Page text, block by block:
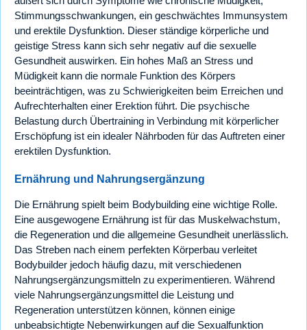
Stimmungsschwankungen, ein geschwächtes Immunsystem
und erektile Dysfunktion. Dieser ständige körperliche und
geistige Stress kann sich sehr negativ auf die sexuelle
Gesundheit auswirken. Ein hohes Maß an Stress und
Müdigkeit kann die normale Funktion des Körpers
beeinträchtigen, was zu Schwierigkeiten beim Erreichen und
Aufrechterhalten einer Erektion führt. Die psychische
Belastung durch Übertraining in Verbindung mit körperlicher
Erschöpfung ist ein idealer Nährboden für das Auftreten einer
erektilen Dysfunktion.
Ernährung und Nahrungsergänzung
Die Ernährung spielt beim Bodybuilding eine wichtige Rolle.
Eine ausgewogene Ernährung ist für das Muskelwachstum,
die Regeneration und die allgemeine Gesundheit unerlässlich.
Das Streben nach einem perfekten Körperbau verleitet
Bodybuilder jedoch häufig dazu, mit verschiedenen
Nahrungsergänzungsmitteln zu experimentieren. Während
viele Nahrungsergänzungsmittel die Leistung und
Regeneration unterstützen können, können einige
unbeabsichtigte Nebenwirkungen auf die Sexualfunktion